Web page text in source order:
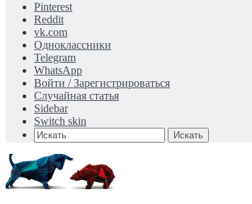
Pinterest
Reddit
vk.com
Одноклассники
Telegram
WhatsApp
Войти / Зарегистрироваться
Случайная статья
Sidebar
Switch skin
Искать